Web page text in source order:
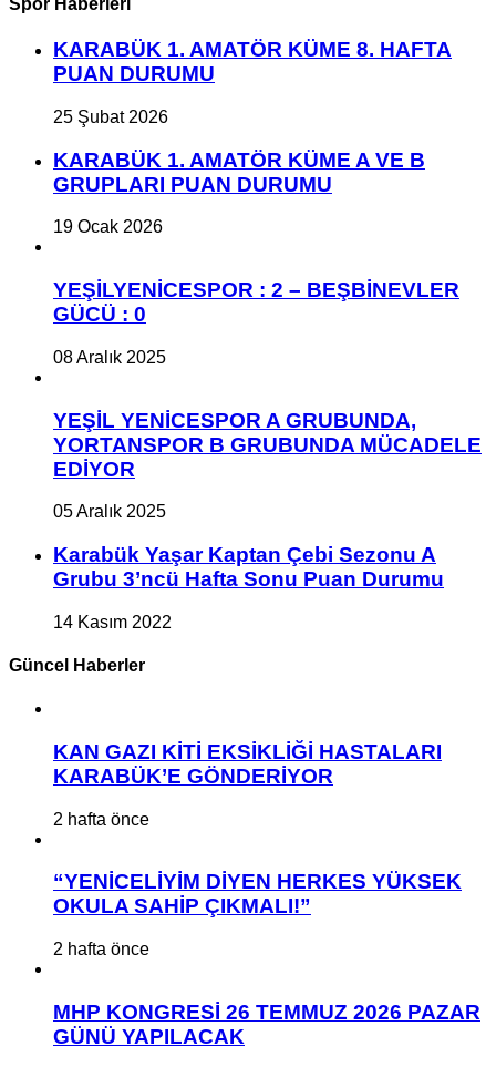
Spor Haberleri
KARABÜK 1. AMATÖR KÜME 8. HAFTA
PUAN DURUMU
25 Şubat 2026
KARABÜK 1. AMATÖR KÜME A VE B
GRUPLARI PUAN DURUMU
19 Ocak 2026
YEŞİLYENİCESPOR : 2 – BEŞBİNEVLER
GÜCÜ : 0
08 Aralık 2025
YEŞİL YENİCESPOR A GRUBUNDA,
YORTANSPOR B GRUBUNDA MÜCADELE
EDİYOR
05 Aralık 2025
Karabük Yaşar Kaptan Çebi Sezonu A
Grubu 3’ncü Hafta Sonu Puan Durumu
14 Kasım 2022
Güncel Haberler
KAN GAZI KİTİ EKSİKLİĞİ HASTALARI
KARABÜK’E GÖNDERİYOR
2 hafta önce
“YENİCELİYİM DİYEN HERKES YÜKSEK
OKULA SAHİP ÇIKMALI!”
2 hafta önce
MHP KONGRESİ 26 TEMMUZ 2026 PAZAR
GÜNÜ YAPILACAK